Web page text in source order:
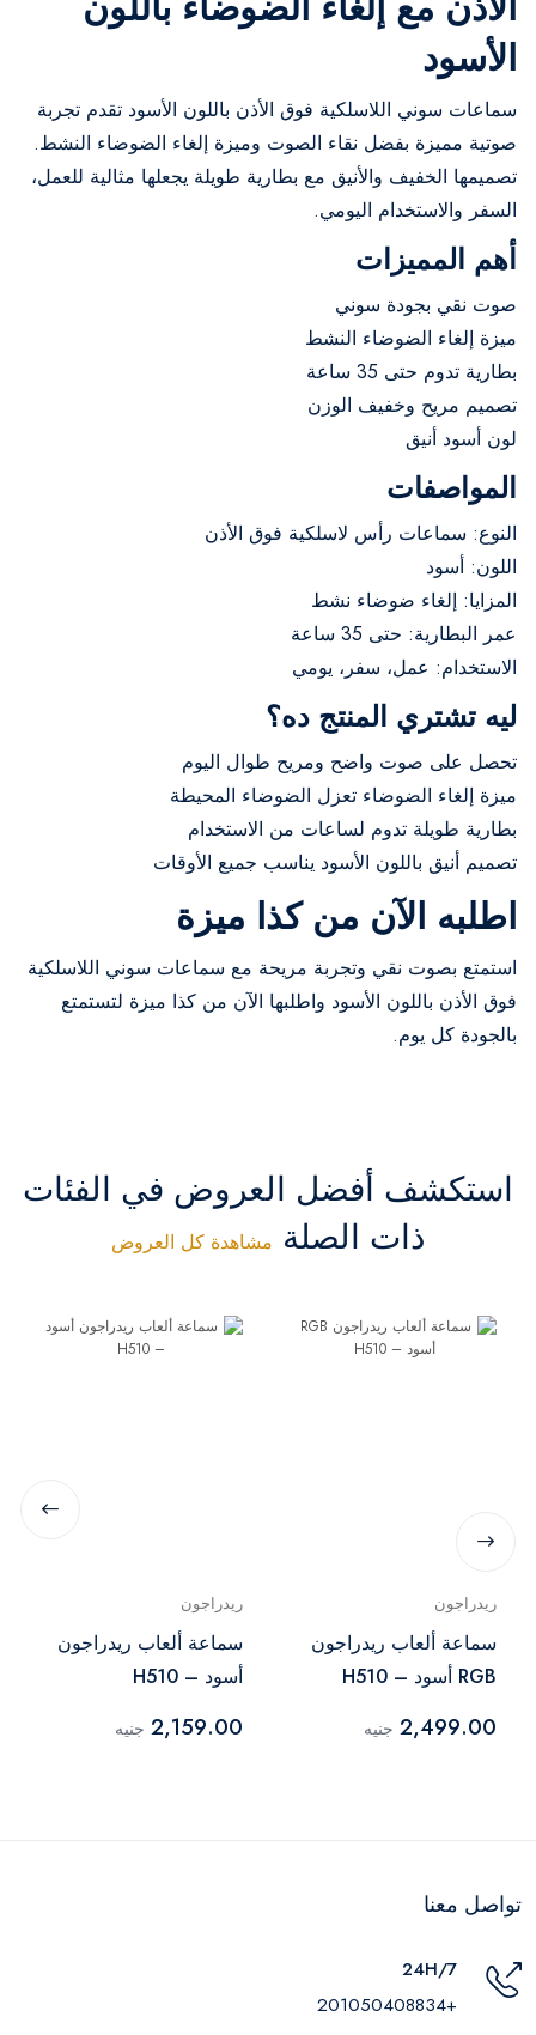
الأسود
سماعات سوني اللاسلكية فوق الأذن باللون الأسود تقدم تجربة
صوتية مميزة بفضل نقاء الصوت وميزة إلغاء الضوضاء النشط.
تصميمها الخفيف والأنيق مع بطارية طويلة يجعلها مثالية للعمل،
السفر والاستخدام اليومي.
أهم المميزات
صوت نقي بجودة سوني
ميزة إلغاء الضوضاء النشط
بطارية تدوم حتى 35 ساعة
تصميم مريح وخفيف الوزن
لون أسود أنيق
المواصفات
النوع: سماعات رأس لاسلكية فوق الأذن
اللون: أسود
المزايا: إلغاء ضوضاء نشط
عمر البطارية: حتى 35 ساعة
الاستخدام: عمل، سفر، يومي
ليه تشتري المنتج ده؟
تحصل على صوت واضح ومريح طوال اليوم
ميزة إلغاء الضوضاء تعزل الضوضاء المحيطة
بطارية طويلة تدوم لساعات من الاستخدام
تصميم أنيق باللون الأسود يناسب جميع الأوقات
اطلبه الآن من كذا ميزة
استمتع بصوت نقي وتجربة مريحة مع سماعات سوني اللاسلكية
فوق الأذن باللون الأسود واطلبها الآن من كذا ميزة لتستمتع
بالجودة كل يوم.
استكشف أفضل العروض في الفئات
ذات الصلة مشاهدة كل العروض
ريدراجون
سماعة ألعاب ريدراجون
RGB أسود – H510
2,499.00 جنيه
ريدراجون
سماعة ألعاب ريدراجون
أسود – H510
2,159.00 جنيه
تواصل معنا
24H/7
+201050408834